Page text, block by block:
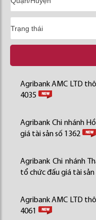
Agribank AMC LTD
4035
Agribank Chi nhánh
giá tài sản số 1362
Agribank Chi nhánh
tổ chức đấu giá tài sản
Agribank AMC LTD
4061